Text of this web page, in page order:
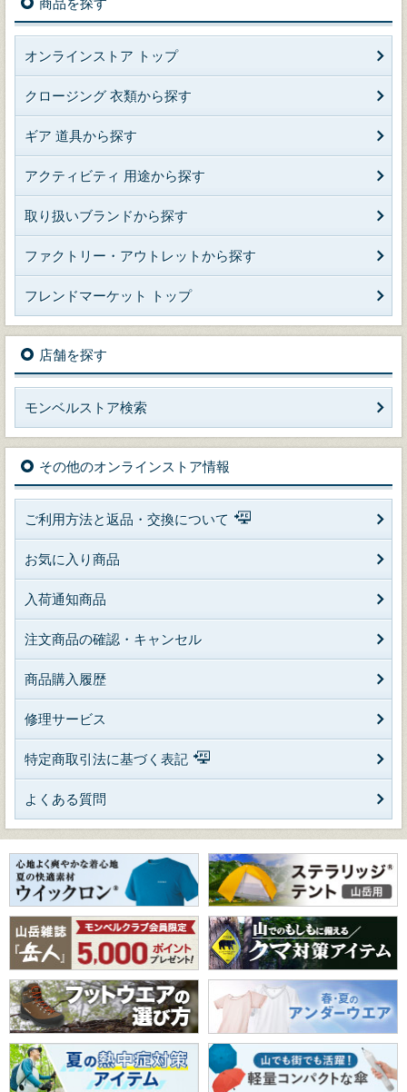
オンラインストア トップ
クロージング 衣類から探す
ギア 道具から探す
アクティビティ 用途から探す
取り扱いブランドから探す
ファクトリー・アウトレットから探す
フレンドマーケット トップ
店舗を探す
モンベルストア検索
その他のオンラインストア情報
ご利用方法と返品・交換について
お気に入り商品
入荷通知商品
注文商品の確認・キャンセル
商品購入履歴
修理サービス
特定商取引法に基づく表記
よくある質問